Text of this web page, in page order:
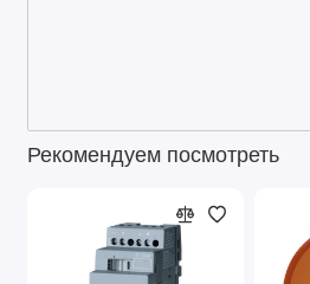
Рекомендуем посмотреть